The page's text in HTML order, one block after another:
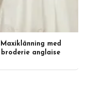
Maxiklänning med
broderie anglaise